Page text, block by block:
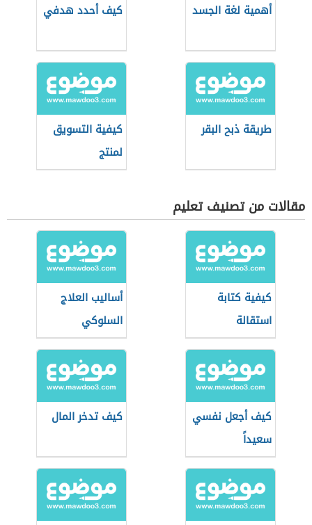
أهمية لغة الجسد كيف أحدد هدفي
طريقة ذبح البقر
كيفية التسويق
لمنتج
مقالات من تصنيف تعليم
كيفية كتابة
استقالة
أساليب العلاج
السلوكي
كيف أجعل نفسي
سعيداً
كيف تدخر المال